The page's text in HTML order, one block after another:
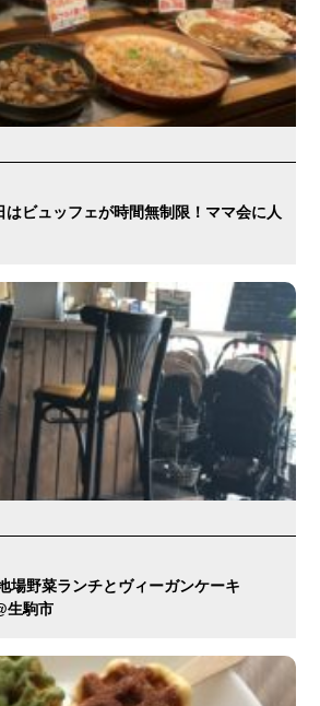
はビュッフェが時間無制限！ママ会に人
場野菜ランチとヴィーガンケーキ
生駒市